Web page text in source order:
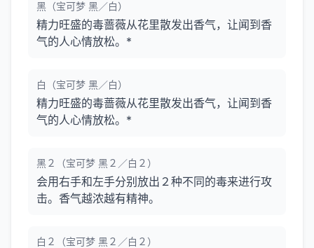
黑（宝可梦 黑／白）
精力旺盛的毒蔷薇从花里散发出香气，让闻到香
气的人心情放松。*
白（宝可梦 黑／白）
精力旺盛的毒蔷薇从花里散发出香气，让闻到香
气的人心情放松。*
黑２（宝可梦 黑２／白２）
会用右手和左手分别放出２种不同的毒来进行攻
击。香气越浓越有精神。
白２（宝可梦 黑２／白２）